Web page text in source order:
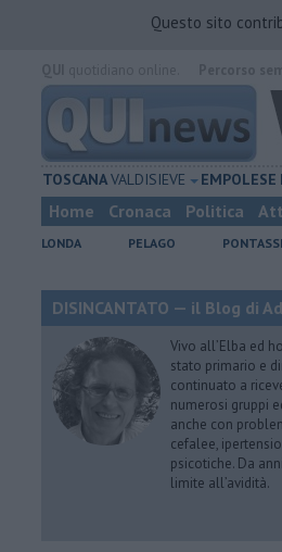
Questo sito
TOSCANAVALDISIEVE EMPOLESE
Home Cronaca Politica
LONDA PELAGO
DISINCANTATO — il Blog di
Vivo all’Elba ed
stato primario e
continuato a
numerosi gruppi
anche con
cefalee,
psicotiche. Da
limite all’avidità.